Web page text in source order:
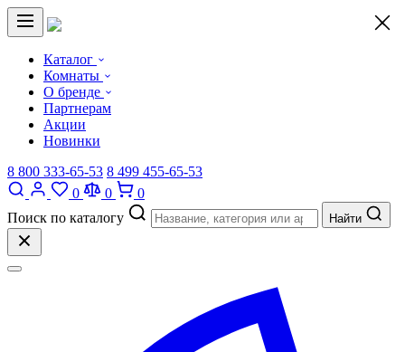
Каталог
Комнаты
О бренде
Партнерам
Акции
Новинки
8 800 333-65-53 8 499 455-65-53
0
0
0
Поиск по каталогу
Найти
×